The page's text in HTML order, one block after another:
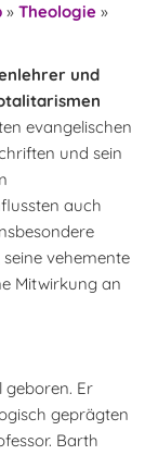
» Theologie »
und
evangelischen
und sein
auch
vehemente
Mitwirkung an
geboren. Er
geprägten
Barth